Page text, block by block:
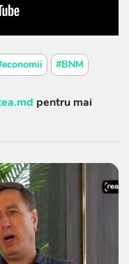
#BNM
pentru mai